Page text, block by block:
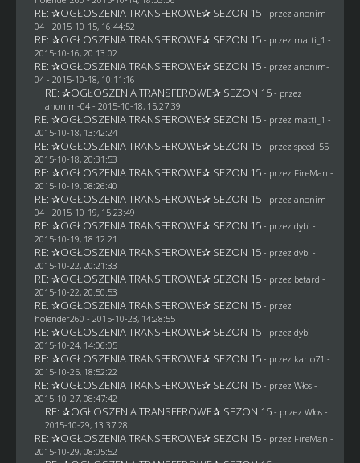
RE: ✰OGŁOSZENIA TRANSFEROWE✰ SEZON 15 - przez anonim-
04- 2015-10-15, 16:44:52
RE: ✰OGŁOSZENIA TRANSFEROWE✰ SEZON 15 - przez matti_1 -
2015-10-16, 20:13:02
RE: ✰OGŁOSZENIA TRANSFEROWE✰ SEZON 15 - przez anonim-
04- 2015-10-18, 10:11:16
RE: ✰OGŁOSZENIA TRANSFEROWE✰ SEZON 15 - przez
anonim-04- 2015-10-18, 15:27:39
RE: ✰OGŁOSZENIA TRANSFEROWE✰ SEZON 15 - przez matti_1 -
2015-10-18, 13:42:24
RE: ✰OGŁOSZENIA TRANSFEROWE✰ SEZON 15 - przez speed_55 -
2015-10-18, 20:31:53
RE: ✰OGŁOSZENIA TRANSFEROWE✰ SEZON 15 - przez FireMan -
2015-10-19, 08:26:40
RE: ✰OGŁOSZENIA TRANSFEROWE✰ SEZON 15 - przez anonim-
04- 2015-10-19, 15:23:49
RE: ✰OGŁOSZENIA TRANSFEROWE✰ SEZON 15 - przez dybi -
2015-10-19, 18:12:21
RE: ✰OGŁOSZENIA TRANSFEROWE✰ SEZON 15 - przez dybi -
2015-10-22, 20:21:33
RE: ✰OGŁOSZENIA TRANSFEROWE✰ SEZON 15 - przez betard -
2015-10-22, 20:50:53
RE: ✰OGŁOSZENIA TRANSFEROWE✰ SEZON 15 - przez
holender260 - 2015-10-23, 14:28:55
RE: ✰OGŁOSZENIA TRANSFEROWE✰ SEZON 15 - przez dybi -
2015-10-24, 14:06:05
RE: ✰OGŁOSZENIA TRANSFEROWE✰ SEZON 15 - przez karlo71 -
2015-10-25, 18:52:22
RE: ✰OGŁOSZENIA TRANSFEROWE✰ SEZON 15 - przez Włos-
2015-10-27, 08:47:42
RE: ✰OGŁOSZENIA TRANSFEROWE✰ SEZON 15 - przez Włos-
2015-10-29, 13:37:28
RE: ✰OGŁOSZENIA TRANSFEROWE✰ SEZON 15 - przez FireMan -
2015-10-29, 08:05:52